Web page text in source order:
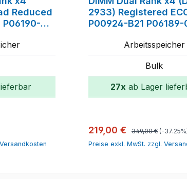
Reduced
P06190-
2933) Registered
P00924-B21 P06189-
Arbeitsspeicher
Bulk
27x ab Lager
Verkaufspreis:
219,00 € Regulärer Preis:
349,00 € (-
Preise exkl. MwSt. zzgl.
In den